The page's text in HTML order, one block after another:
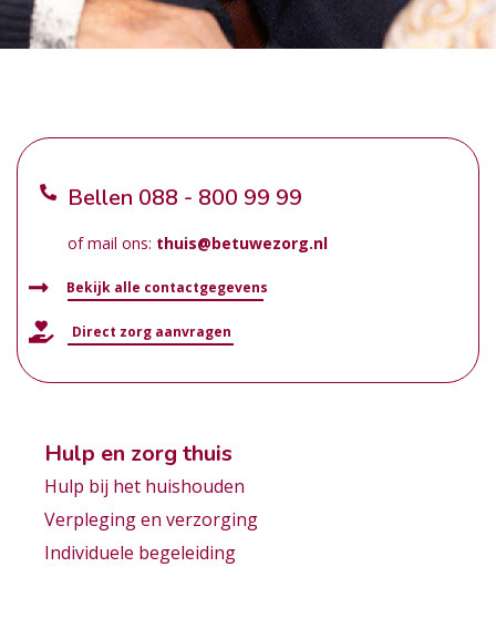
Bellen 088 - 800 99 99
of mail ons: thuis@betuwezorg.nl
Bekijk alle contactgegevens
Direct zorg aanvragen
Hulp en zorg thuis
Hulp bij het huishouden
Verpleging en verzorging
Individuele begeleiding